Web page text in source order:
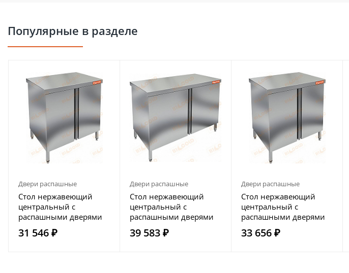
Популярные в разделе
Двери распашные
Стол нержавеющий
центральный с
распашными дверями
HICOLD НСЗ-8/6
31 546 ₽
Двери распашные
Стол нержавеющий
центральный с
распашными дверями
HICOLD НСЗ-12/6
39 583 ₽
Двери распашные
Стол нержавеющий
центральный с
распашными дверями
HICOLD НСЗ-9/6
33 656 ₽